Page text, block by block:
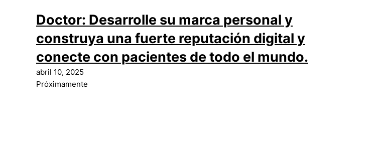
Doctor: Desarrolle su marca personal y
construya una fuerte reputación digital y
conecte con pacientes de todo el mundo.
abril 10, 2025
Próximamente